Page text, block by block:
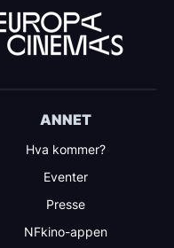
ANNET
Hva kommer?
Eventer
Presse
NFkino-appen